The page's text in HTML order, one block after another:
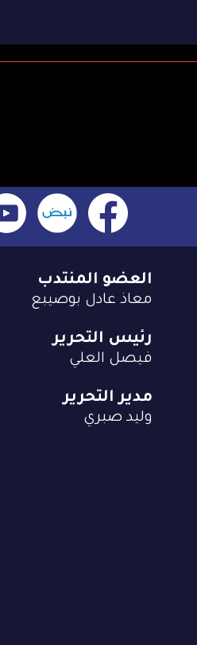
العضو المنتدب
معاذ عادل بوصيبع
رئيس التحرير
فيصل العلي
مدير التحرير
وليد صبري